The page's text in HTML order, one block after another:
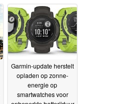
Garmin-update herstelt
opladen op zonne-
energie op
smartwatches voor